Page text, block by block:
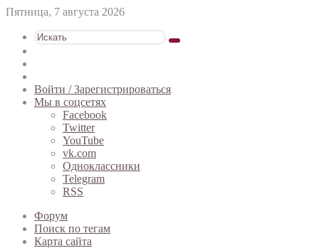
Пятница, 7 августа 2026
Искать
статья
Войти / Зарегистрироваться
Мы в соцсетях
Facebook
Twitter
YouTube
vk.com
Одноклассники
Telegram
RSS
Форум
Поиск по тегам
Карта сайта